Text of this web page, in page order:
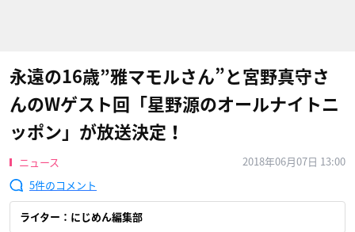
永遠の16歳”雅マモルさん”と宮野真守さ
んのWゲスト回「星野源のオールナイトニ
ッポン」が放送決定！
ニュース
2018年06月07日 13:00
5
ライター：にじめん編集部